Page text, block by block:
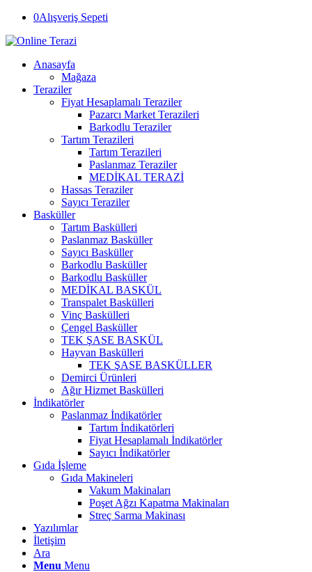
0Alışveriş Sepeti
Anasayfa
Mağaza
Teraziler
Fiyat Hesaplamalı Teraziler
Pazarcı Market Terazileri
Barkodlu Teraziler
Tartım Terazileri
Tartım Terazileri
Paslanmaz Teraziler
MEDİKAL TERAZİ
Hassas Teraziler
Sayıcı Teraziler
Basküller
Tartım Baskülleri
Paslanmaz Basküller
Sayıcı Basküller
Barkodlu Basküller
Barkodlu Basküller
MEDİKAL BASKÜL
Transpalet Baskülleri
Vinç Baskülleri
Çengel Basküller
TEK ŞASE BASKÜL
Hayvan Baskülleri
TEK ŞASE BASKÜLLER
Demirci Ürünleri
Ağır Hizmet Baskülleri
İndikatörler
Paslanmaz İndikatörler
Tartım İndikatörleri
Fiyat Hesaplamalı İndikatörler
Sayıcı İndikatörler
Gıda İşleme
Gıda Makineleri
Vakum Makinaları
Poşet Ağzı Kapatma Makinaları
Streç Sarma Makinası
Yazılımlar
İletişim
Ara
Menu Menu